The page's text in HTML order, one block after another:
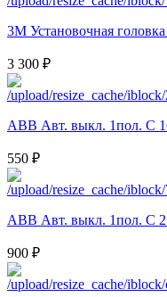
3M Установочная
3 300 ₽
ABB Авт. выкл. 1пол. С
550 ₽
ABB Авт. выкл. 1пол. С
900 ₽